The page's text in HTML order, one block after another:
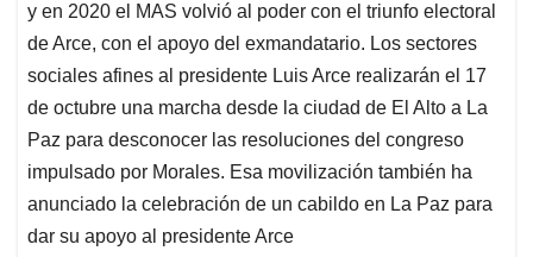
y en 2020 el MAS volvió al poder con el triunfo electoral
de Arce, con el apoyo del exmandatario. Los sectores
sociales afines al presidente Luis Arce realizarán el 17
de octubre una marcha desde la ciudad de El Alto a La
Paz para desconocer las resoluciones del congreso
impulsado por Morales. Esa movilización también ha
anunciado la celebración de un cabildo en La Paz para
dar su apoyo al presidente Arce